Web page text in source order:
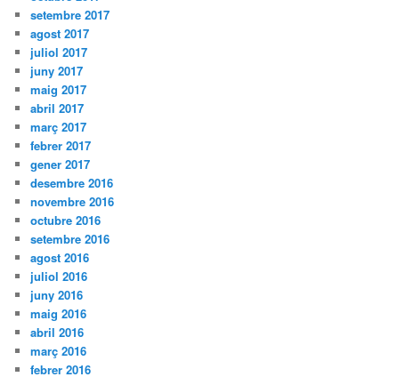
setembre 2017
agost 2017
juliol 2017
juny 2017
maig 2017
abril 2017
març 2017
febrer 2017
gener 2017
desembre 2016
novembre 2016
octubre 2016
setembre 2016
agost 2016
juliol 2016
juny 2016
maig 2016
abril 2016
març 2016
febrer 2016